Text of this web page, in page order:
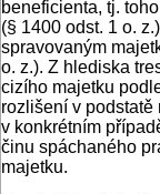
beneficienta, tj.
(§ 1400 odst. 1 o.
spravovaným
o. z.). Z hlediska
cizího majetku
rozlišení v podstatě
v konkrétním
činu spáchaného
majetku.